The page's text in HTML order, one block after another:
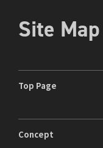
Site Map
Top Page
Concept